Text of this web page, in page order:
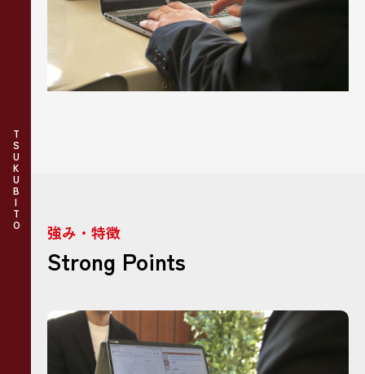
TSUKUBITO
強み・特徴
Strong Points